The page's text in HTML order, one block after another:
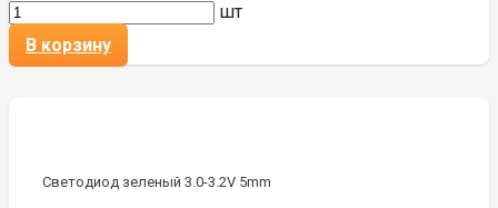
шт
В корзину
Светодиод зеленый 3.0-3.2V 5mm